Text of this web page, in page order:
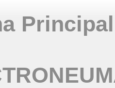
Principal